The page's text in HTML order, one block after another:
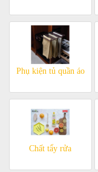
Phụ kiện tủ quần áo
Chất tẩy rửa